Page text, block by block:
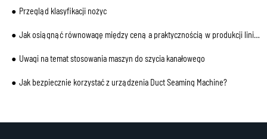
Przegląd klasyfikacji nożyc
Jak osiągnąć równowagę między ceną a praktycznością w produkcji linii Auto Duct
Uwagi na temat stosowania maszyn do szycia kanałowego
Jak bezpiecznie korzystać z urządzenia Duct Seaming Machine?